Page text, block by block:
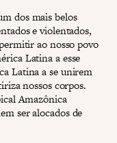
dos mais belos
e violentados,
ao nosso povo
Latina a esse
Latina a se unirem
nossos corpos.
Amazônica
ser alocados de